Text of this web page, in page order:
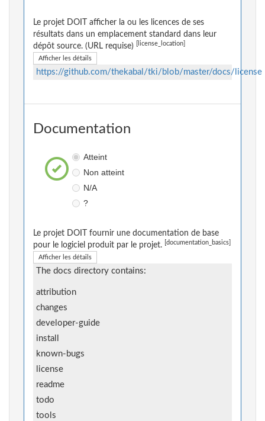
Le projet DOIT afficher la ou les licences de ses
résultats dans un emplacement standard dans leur
dépôt source. (URL requise)
[license_location]
Afficher les détails
https://github.com/thekabal/tki/blob/master/docs/license
Documentation
Atteint
Non atteint
N/A
?
Le projet DOIT fournir une documentation de base
pour le logiciel produit par le projet.
[documentation_basics]
Afficher les détails
The docs directory contains:
attribution
changes
developer-guide
install
known-bugs
license
readme
todo
tools